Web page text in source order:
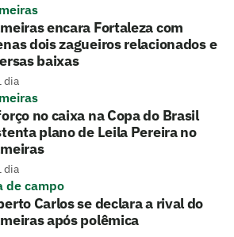
encara Fortaleza com
dois zagueiros relacionados e
baixas
dia
no caixa na Copa do Brasil
plano de Leila Pereira no
dia
de campo
Carlos se declara a rival do
após polêmica